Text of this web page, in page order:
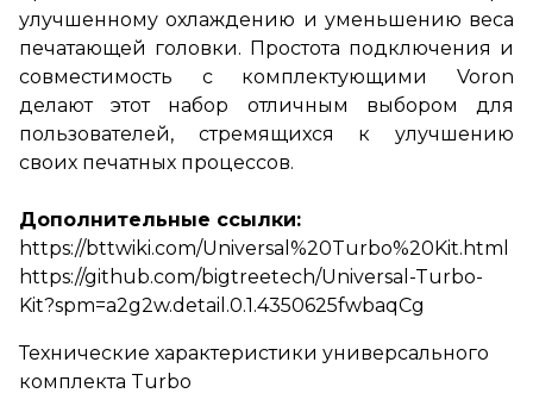
улучшенному охлаждению и уменьшению веса
печатающей головки. Простота подключения и
совместимость с комплектующими Voron
делают этот набор отличным выбором для
пользователей, стремящихся к улучшению
своих печатных процессов.
Дополнительные ссылки:
https://bttwiki.com/Universal%20Turbo%20Kit.html
https://github.com/bigtreetech/Universal-Turbo-
Kit?spm=a2g2w.detail.0.1.4350625fwbaqCg
Технические характеристики универсального
комплекта Turbo